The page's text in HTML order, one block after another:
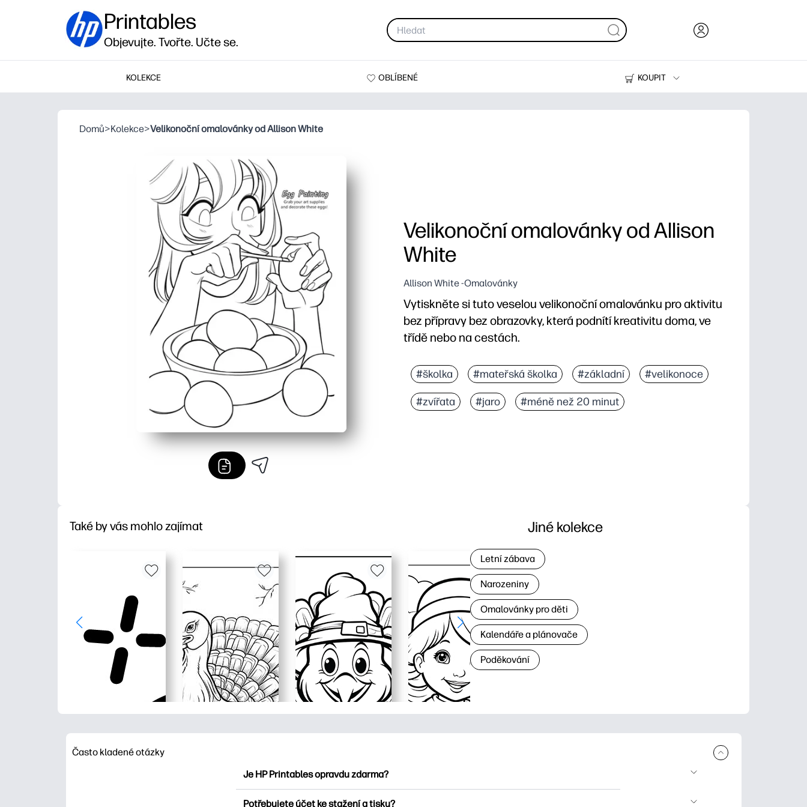
Printables
Objevujte. Tvořte. Učte se.
KOLEKCE OBLÍBENÉ
KOUPIT
Tiskárny
Domů>Kolekce>Velikonoční omalovánky od Allison White
Velikonoční omalovánky od Allison
White
Allison White -Omalovánky
Vytiskněte si tuto veselou velikonoční omalovánku pro aktivitu
bez přípravy bez obrazovky, která podnítí kreativitu doma, ve
třídě nebo na cestách.
Stačí tisknout a začít - žádná příprava, žádná laminace, okamžité zapojení.
Buduje jemnou motoriku, soustředění a sebevědomí při výběru barev.
Ideální pro předčasné finišery, centra, dílčí plány, večírky nebo cestování.
#školka #mateřská školka #základní #velikonoce
#zvířata #jaro #méně než 20 minut
Také by vás mohlo zajímat Jiné kolekce
Letní zábava
Narozeniny
Omalovánky pro děti
Kalendáře a plánovače
Poděkování
Často kladené otázky
Je HP Printables opravdu zdarma?
Potřebujete účet ke stažení a tisku?